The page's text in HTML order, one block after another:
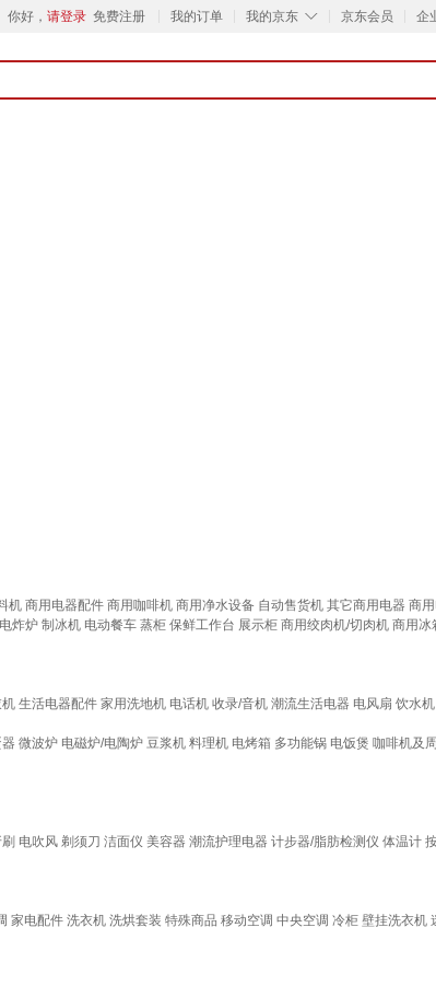
你好， 请登录 免费注册 我的订单 ◇
我的京东 京东会员 企
机 商用电器配件 商用咖啡机 商用净水设备 自动售货机 其它商用电器 商
电炸炉 制冰机 电动餐车 蒸柜 保鲜工作台 展示柜 商用绞肉机/切肉机 商用冰
生活电器配件 家用洗地机 电话机 收录/音机 潮流生活电器 电风扇 饮水机
微波炉 电磁炉/电陶炉 豆浆机 料理机 电烤箱 多功能锅 电饭煲 咖啡机及
电吹风 剃须刀 洁面仪 美容器 潮流护理电器 计步器/脂肪检测仪 体温计
家电配件 洗衣机 洗烘套装 特殊商品 移动空调 中央空调 冷柜 壁挂洗衣机